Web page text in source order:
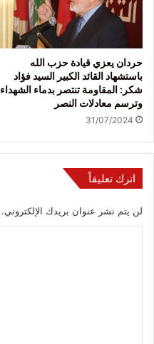
حردان يعزي قيادة حزب الله
باستشهاد القائد الكبير السيد فؤاد
شكر: المقاومة تنتصر بدماء الشهداء
وترسم معادلات النصر
31/07/2024
اترك تعليقاً
لن يتم نشر عنوان بريدك الإلكتروني.